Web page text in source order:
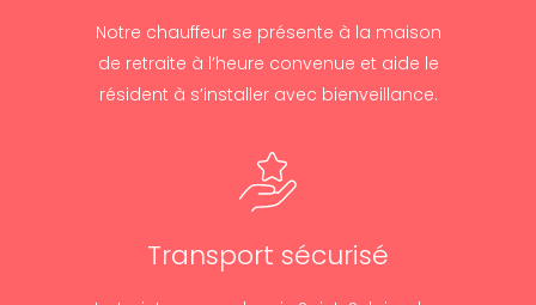
Notre chauffeur se présente à la maison
de retraite à l’heure convenue et aide le
résident à s’installer avec bienveillance.
Transport sécurisé